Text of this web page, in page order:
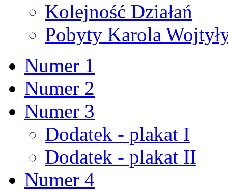
Kolejność Działań
Pobyty Karola
Numer 1
Numer 2
Numer 3
Dodatek - plakat I
Dodatek - plakat II
Numer 4